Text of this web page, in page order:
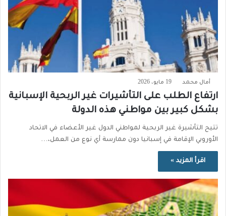
أمال محمد 19 مايو، 2026
ارتفاع الطلب على التأشيرات غير الربحية الإسبانية
بشكل كبير بين مواطني هذه الدولة
تتيح التأشيرة غير الربحية لمواطني الدول غير الأعضاء في الاتحاد
الأوروبي الإقامة في إسبانيا دون ممارسة أي نوع من العمل،…
اقرأ المزيد »